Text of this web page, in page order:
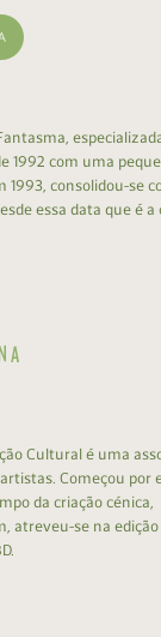
1992 com uma
1993, consolidou-se
essa data que é
Cultural é uma
Começou por
da criação
atreveu-se na